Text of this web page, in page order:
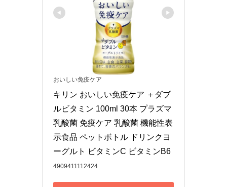
おいしい免疫ケア
キリン おいしい免疫ケア ＋ダブ
ルビタミン 100ml 30本 プラズマ
乳酸菌 免疫ケア 乳酸菌 機能性表
示食品 ペットボトル ドリンクヨ
ーグルト ビタミンC ビタミンB6
4909411112424